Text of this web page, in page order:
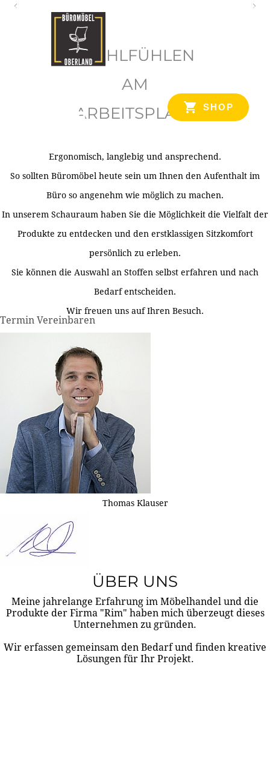
SHOP
WOHLFÜHLEN
AM
ARBEITSPLATZ
Ergonomisch, langlebig und ansprechend.
So sollten Büromöbel heute sein um Ihnen den Aufenthalt im
Büro so angenehm wie möglich zu machen.
In unserem Schauraum haben Sie die Möglichkeit die Vielfalt der
Produkte zu entdecken und den erstklassigen Sitzkomfort
persönlich zu erleben.
Sie können die Auswahl an Stoffen selbst erfahren und nach
Bedarf entscheiden.
Wir freuen uns auf Ihren Besuch.
Termin Vereinbaren
Thomas Klauser
ÜBER UNS
Meine jahrelange Erfahrung im Möbelhandel und die
Produkte der Firma "Rim" haben mich überzeugt dieses
Unternehmen zu gründen.
Wir erfassen gemeinsam den Bedarf und finden kreative
Lösungen für Ihr Projekt.